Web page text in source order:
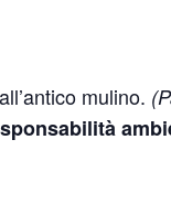
mulino.